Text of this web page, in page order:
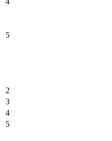
5
2
3
4
5